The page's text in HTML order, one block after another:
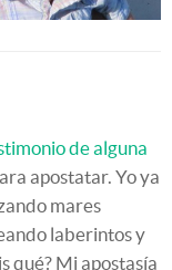
de alguna
apostatar. Yo ya
mares
laberintos y
qué? Mi apostasía